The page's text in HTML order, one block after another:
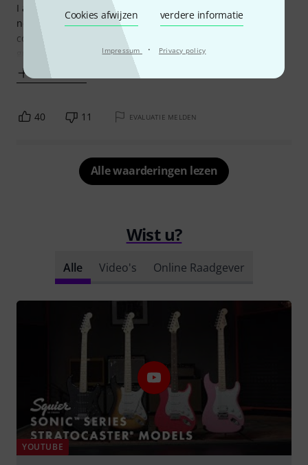
Cookies afwijzen verdere informatie
Impressum · Privacy policy
I always loved Charvel So-Cal style superstrats but I could
never buy one. So I decided to buy this one instead to
convert it to a superstrat since this is the closest donor
guitar. I will explain the mods that I did
40 11 EVALUATIE MELDEN
Alle waarderingen lezen
Wist u?
Alle Video's Online Raadgever
YOUTUBE